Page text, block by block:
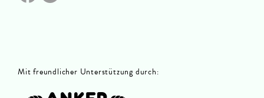
Mit freundlicher Unterstützung durch: